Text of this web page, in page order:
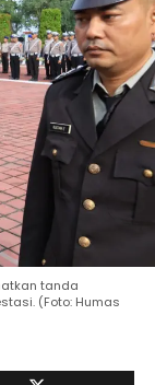
tanda
(Foto: Humas